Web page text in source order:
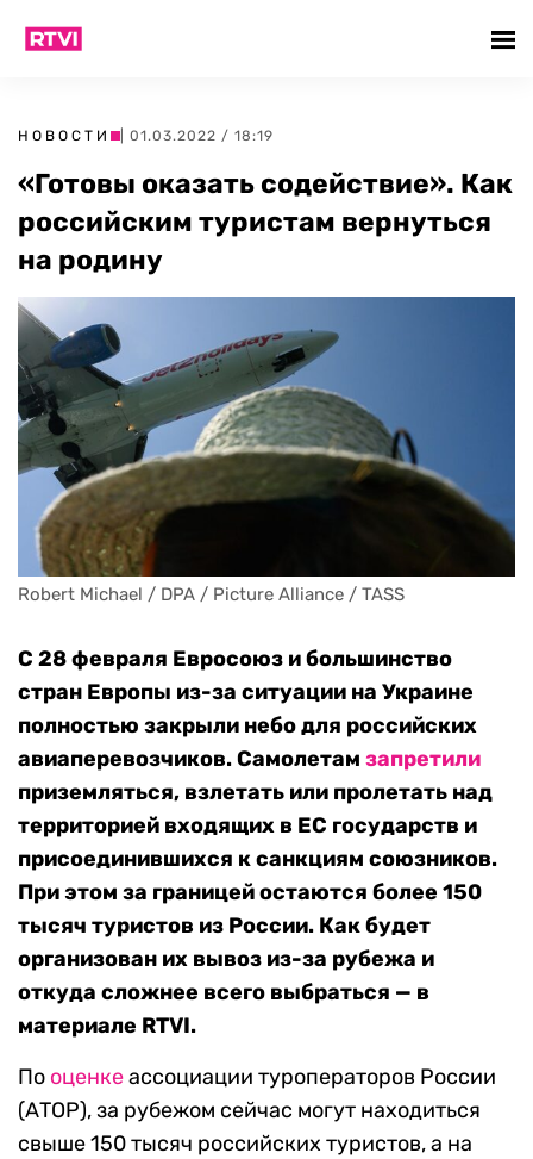
НОВОСТИ | 01.03.2022 / 18:19
«Готовы оказать содействие». Как
российским туристам вернуться
на родину
Robert Michael / DPA / Picture Alliance / TASS
С 28 февраля Евросоюз и большинство
стран Европы из-за ситуации на Украине
полностью закрыли небо для российских
авиаперевозчиков. Самолетам запретили
приземляться, взлетать или пролетать над
территорией входящих в ЕС государств и
присоединившихся к санкциям союзников.
При этом за границей остаются более 150
тысяч туристов из России. Как будет
организован их вывоз из-за рубежа и
откуда сложнее всего выбраться — в
материале RTVI.
По оценкеассоциации туроператоров России
(АТОР), за рубежом сейчас могут находиться
свыше 150 тысяч российских туристов, а на